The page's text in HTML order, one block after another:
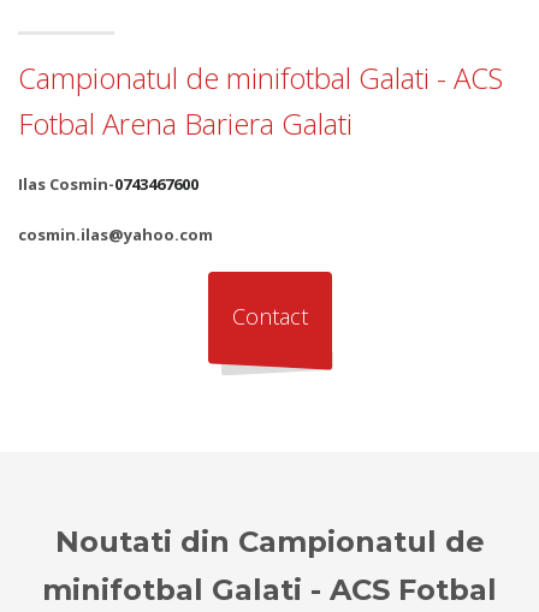
Campionatul de minifotbal Galati - ACS
Fotbal Arena Bariera Galati
Ilas Cosmin-0743467600
cosmin.ilas@yahoo.com
Contact
Noutati din Campionatul de
minifotbal Galati - ACS Fotbal